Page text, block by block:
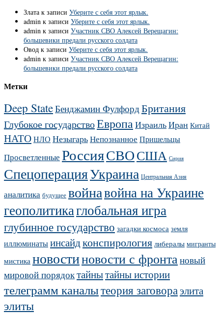
Злата к записи Уберите с себя этот ярлык.
admin к записи Уберите с себя этот ярлык.
admin к записи Участник СВО Алексей Верещагин:
большевики предали русского солдата
Овод к записи Уберите с себя этот ярлык.
admin к записи Участник СВО Алексей Верещагин:
большевики предали русского солдата
Метки
Deep StateБенджамин Фулфорд Британия
Глубокое государствоЕвропаИзраильИран Китай
НАТОНЛО НезыгарьНепознанное Пришельцы
Просветленные РоссияСВОСША Сирия
СпецоперацияУкраина Центральная Азия
аналитика будущее войнавойна на Украине
геополитикаглобальная игра
глубинное государство загадки космоса земля
иллюминатыинсайдконспирология либералы мигранты
мистика новостиновости с фронта новый
мировой порядоктайнытайны истории
телеграмм каналытеория заговораэлита
элиты